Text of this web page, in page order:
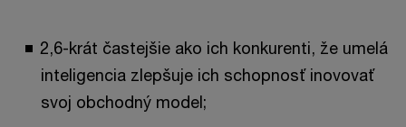
2,6-krát častejšie ako ich konkurenti, že umelá
inteligencia zlepšuje ich schopnosť inovovať
svoj obchodný model;